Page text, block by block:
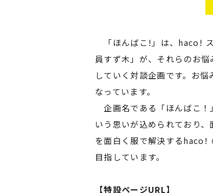
「ほんばこ!」は、haco!
員すず木」が、それらのお
していく対談企画です。お
なっています。
企画名である「ほんばこ！
いう思いが込められており
を面白く服で解決するhaco!
目指しています。
【特設ページURL】